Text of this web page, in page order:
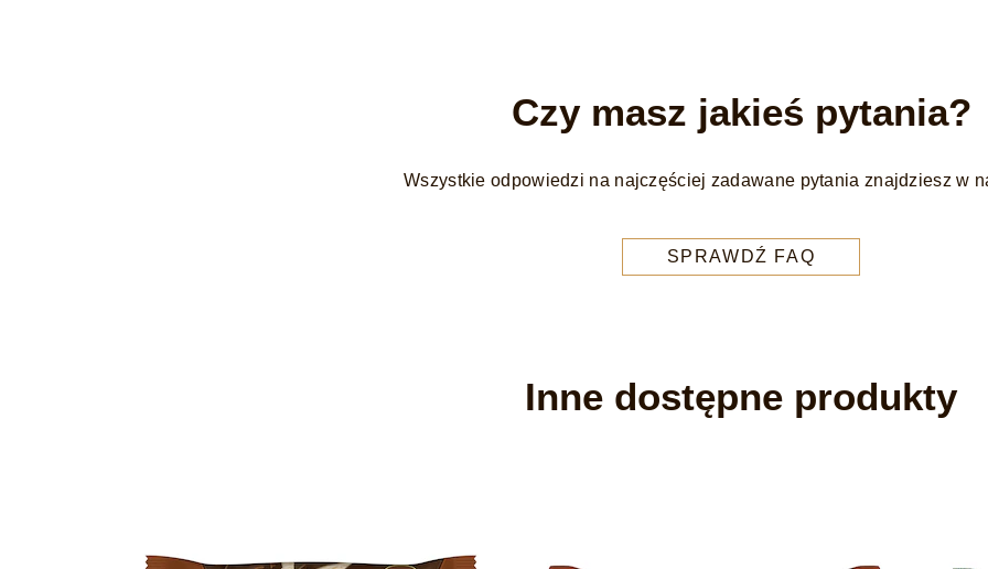
Czy masz jakieś pytania?
Wszystkie odpowiedzi na najczęściej zadawane pytania znajdziesz w
SPRAWDŹ FAQ
Inne dostępne produkty